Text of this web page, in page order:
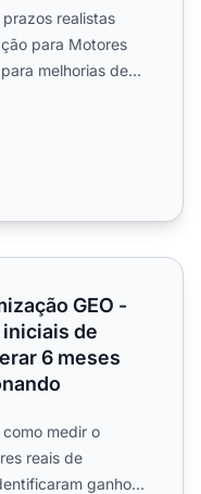
realistas
para Motores
melhorias de
- quais são os
GEO -
de
6 meses
medir o
reais de
ganhos